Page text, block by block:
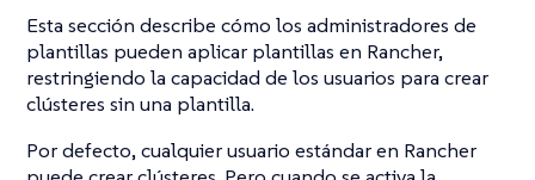
Esta sección describe cómo los administradores de
plantillas pueden aplicar plantillas en Rancher,
restringiendo la capacidad de los usuarios para crear
clústeres sin una plantilla.
Por defecto, cualquier usuario estándar en Rancher